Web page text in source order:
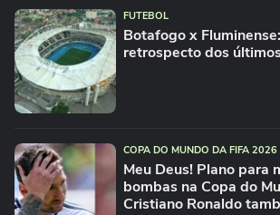
FUTEBOL
Botafogo x
retrospecto dos
COPA DO MUNDO DA FIFA 2026
Meu Deus! Plano para
bombas na Copa do
Cristiano Ronaldo